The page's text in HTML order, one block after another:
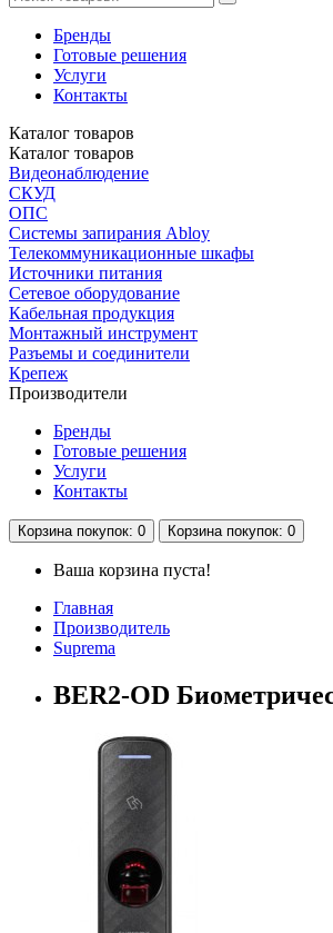
Бренды
Готовые решения
Услуги
Контакты
Каталог товаров
Каталог товаров
Видеонаблюдение
СКУД
ОПС
Системы запирания Abloy
Телекоммуникационные шкафы
Источники питания
Сетевое оборудование
Кабельная продукция
Монтажный инструмент
Разъемы и соединители
Крепеж
Производители
Бренды
Готовые решения
Услуги
Контакты
Корзинапокупок: 0 Корзинапокупок: 0
Ваша корзина пуста!
Главная
Производитель
Suprema
BER2-OD